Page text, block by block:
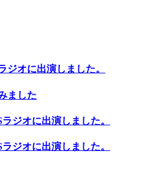
オに出演しました。
ました
ジオに出演しました。
ジオに出演しました。